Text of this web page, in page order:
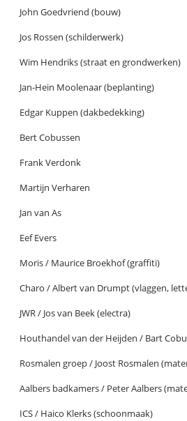
John Goedvriend (bouw)
Jos Rossen (schilderwerk)
Wim Hendriks (straat en grondwerken)
Jan-Hein Moolenaar (beplanting)
Edgar Kuppen (dakbedekking)
Bert Cobussen
Frank Verdonk
Martijn Verharen
Jan van As
Eef Evers
Moris / Maurice Broekhof (graffiti)
Charo / Albert van Drumpt (vlaggen,
JWR / Jos van Beek (electra)
Houthandel van der Heijden / Bart
Rosmalen groep / Joost Rosmalen
Aalbers badkamers / Peter Aalbers
ICS / Haico Klerks (schoonmaak)